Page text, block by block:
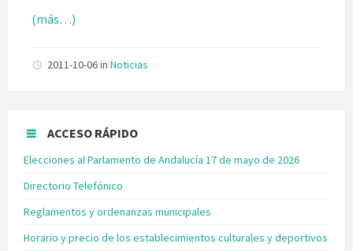
(más…)
2011-10-06in Noticias
ACCESO RÁPIDO
Elecciones al Parlamento de Andalucía 17 de mayo de 2026
Directorio Telefónico
Reglamentos y ordenanzas municipales
Horario y precio de los establecimientos culturales y deportivos